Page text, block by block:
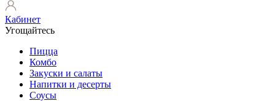
Кабинет
Угощайтесь
Пицца
Комбо
Закуски и салаты
Напитки и десерты
Соусы